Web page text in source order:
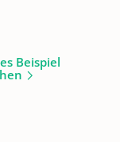
Beispiel